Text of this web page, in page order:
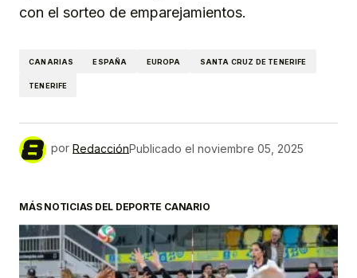
con el sorteo de emparejamientos.
CANARIAS ESPAÑA EUROPA SANTA CRUZ DE TENERIFE
TENERIFE
por RedacciónPublicado el noviembre 05, 2025
MÁS NOTICIAS DEL DEPORTE CANARIO